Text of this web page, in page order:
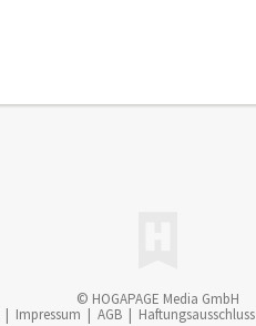
© HOGAPAGE Media GmbH
Impressum AGB Haftungsausschluss